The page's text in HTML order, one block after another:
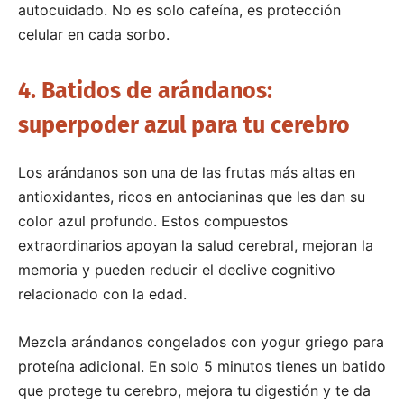
autocuidado. No es solo cafeína, es protección
celular en cada sorbo.
4. Batidos de arándanos:
superpoder azul para tu cerebro
Los arándanos son una de las frutas más altas en
antioxidantes, ricos en antocianinas que les dan su
color azul profundo. Estos compuestos
extraordinarios apoyan la salud cerebral, mejoran la
memoria y pueden reducir el declive cognitivo
relacionado con la edad.
Mezcla arándanos congelados con yogur griego para
proteína adicional. En solo 5 minutos tienes un batido
que protege tu cerebro, mejora tu digestión y te da